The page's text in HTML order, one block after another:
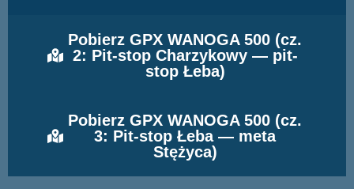
Pobierz GPX WANOGA 500 (cz.
2: Pit-stop Charzykowy — pit-
stop Łeba)
Pobierz GPX WANOGA 500 (cz.
3: Pit-stop Łeba — meta
Stężyca)